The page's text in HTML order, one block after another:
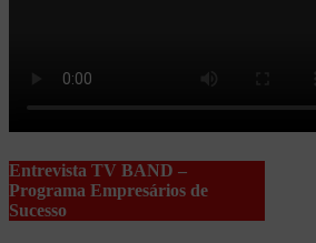
Entrevista TV BAND –
Programa Empresários de
Sucesso